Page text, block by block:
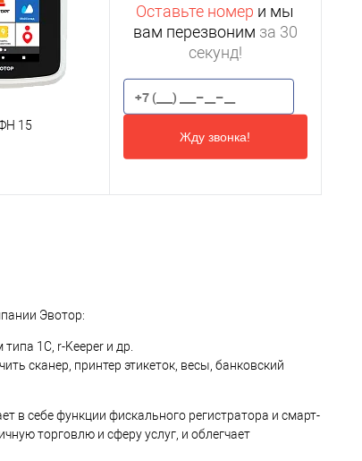
15
Оставьте номер и мы
вам перезвоним за 30
секунд!
Жду звонка!
Эвотор:
1С, r-Keeper и др.
сканер, принтер этикеток, весы, банковский
в себе функции фискального регистратора и смарт-
торговлю и сферу услуг, и облегчает